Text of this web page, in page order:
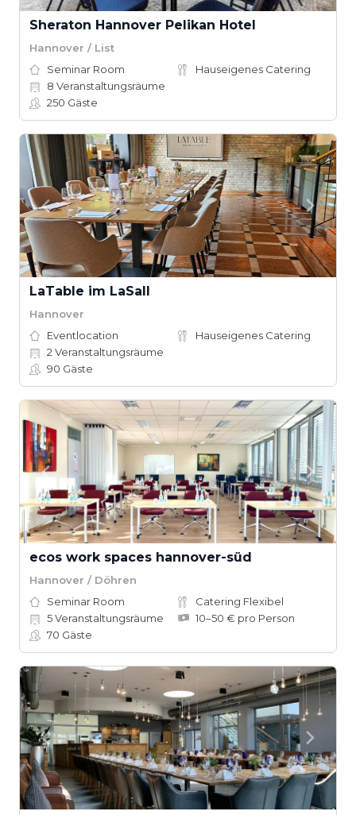
Sheraton Hannover Pelikan Hotel
Hannover / List
Seminar Room
Hauseigenes Catering
8 Veranstaltungsräume
250 Gäste
LaTable im LaSall
Hannover
Eventlocation
Hauseigenes Catering
2 Veranstaltungsräume
90 Gäste
ecos work spaces hannover-süd
Hannover / Döhren
Seminar Room
Catering Flexibel
5Veranstaltungsräume
10–50 € pro Person
70 Gäste